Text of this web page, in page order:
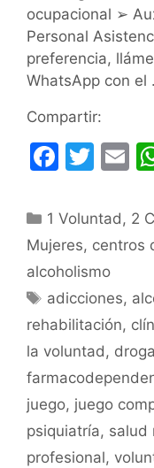
ocupacional ➢
Personal
preferencia,
WhatsApp con el
Compartir:
F
c
e
b
o
o
k
T
itt
er
E
ai
l
Categorías
1 Voluntad, 2
Mujeres, centros
alcoholismo
Etiquetas
adicciones,
rehabilitación,
la voluntad,
juego, juego
psiquiatría, salud
profesional,